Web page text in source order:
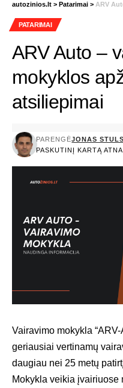
autozinios.lt > Patarimai > ARV
PATARIMAI
ARV Auto –
mokyklos
atsiliepimai
PASKUTINĮ KARTĄ
PARENGĖJONAS
Vairavimo mokykla
geriausiai vertinamų
daugiau nei 25 metų
Mokykla veikia įvairiuose